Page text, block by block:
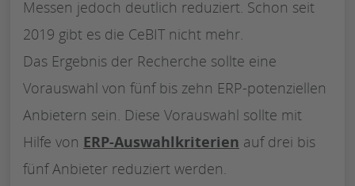
Messen jedoch deutlich reduziert. Schon seit
2019 gibt es die CeBIT nicht mehr.
Das Ergebnis der Recherche sollte eine
Vorauswahl von fünf bis zehn ERP-potenziellen
Anbietern sein. Diese Vorauswahl sollte mit
Hilfe von ERP-Auswahlkriterien auf drei bis
fünf Anbieter reduziert werden.